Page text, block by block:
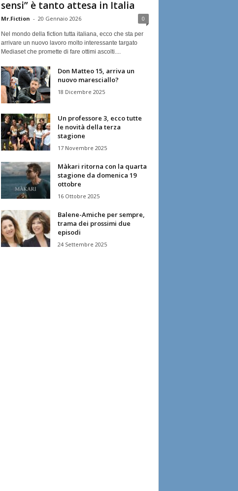
sensi” è tanto attesa in Italia
Mr.Fiction - 20 Gennaio 2026 0
Nel mondo della fiction tutta italiana, ecco che sta per
arrivare un nuovo lavoro molto interessante targato
Mediaset che promette di fare ottimi ascolti....
Don Matteo 15, arriva un
nuovo maresciallo?
18 Dicembre 2025
Un professore 3, ecco tutte
le novità della terza
stagione
17 Novembre 2025
Màkari ritorna con la quarta
stagione da domenica 19
ottobre
16 Ottobre 2025
Balene-Amiche per sempre,
trama dei prossimi due
episodi
24 Settembre 2025